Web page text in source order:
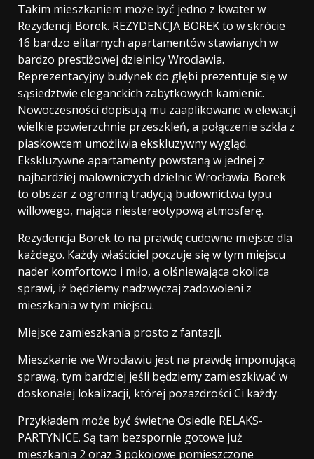
Takim mieszkaniem może być jedno z kwater w
Rezydencji Borek. REZYDENCJA BOREK to w skrócie
16 bardzo elitarnych apartamentów stawianych w
bardzo prestiżowej dzielnicy Wrocławia.
Reprezentacyjny budynek do głębi prezentuje się w
sąsiedztwie eleganckich zabytkowych kamienic.
Nowoczesności dopisują mu zaaplikowane w elewacji
wielkie powierzchnie przeszkleń, a połączenie szkła z
piaskowcem umożliwia ekskluzywny wygląd.
Ekskluzywne apartamenty powstaną w jednej z
najbardziej malowniczych dzielnic Wrocławia. Borek
to obszar z ogromną tradycją budownictwa typu
willowego, mająca niestereotypową atmosferę.
Rezydencja Borek to na prawdę cudowne miejsce dla
każdego. Każdy właściciel poczuje się w tym miejscu
nader komfortowo i miło, a olśniewająca okolica
sprawi, iż będziemy nadzwyczaj zadowoleni z
mieszkania w tym miejscu.
Miejsce zamieszkania prosto z fantazji.
Mieszkanie we Wrocławiu jest na prawdę imponującą
sprawą, tym bardziej jeśli będziemy zamieszkiwać w
doskonałej lokalizacji, której pozazdrości Ci każdy.
Przykładem może być świetne Osiedle RELAKS-
PARTYNICE. Są tam bezspornie gotowe już
mieszkania 2 oraz 3 pokojowe pomieszczone